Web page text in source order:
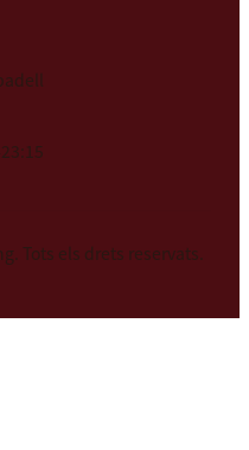
. Tots els drets reservats.